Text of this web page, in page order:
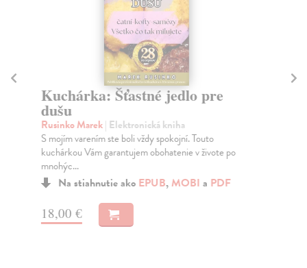
Kuchárka: Šťastné jedlo pre
dušu
Rusinko Marek| Elektronická kniha
S mojím varením ste boli vždy spokojní. Touto
kuchárkou Vám garantujem obohatenie v živote po
mnohýc...
Na stiahnutie ako EPUB,MOBI a PDF
18,00 €